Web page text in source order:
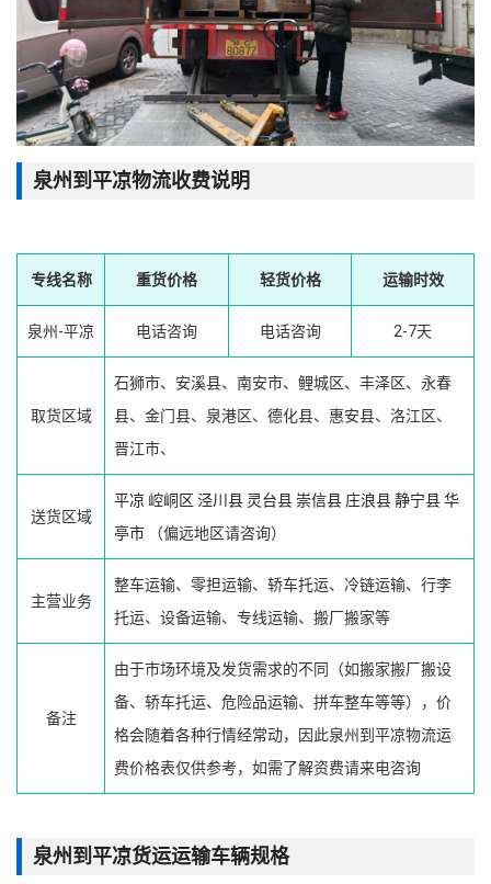
泉州到平凉物流收费说明
专线名称 重货价格 轻货价格 运输时效
泉州-平凉 电话咨询 电话咨询 2-7天
取货区域
石狮市、安溪县、南安市、鲤城区、丰泽区、永春
县、金门县、泉港区、德化县、惠安县、洛江区、
晋江市、
送货区域
平凉 崆峒区 泾川县 灵台县 崇信县 庄浪县静宁县华
亭市 （偏远地区请咨询）
主营业务
整车运输、零担运输、轿车托运、冷链运输、行李
托运、设备运输、专线运输、搬厂搬家等
备注
由于市场环境及发货需求的不同（如搬家搬厂搬设
备、轿车托运、危险品运输、拼车整车等等），价
格会随着各种行情经常动，因此泉州到平凉物流运
费价格表仅供参考，如需了解资费请来电咨询
泉州到平凉货运运输车辆规格